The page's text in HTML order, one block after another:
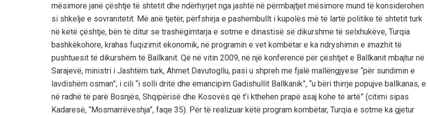
mësimore janë çështje të shtetit dhe ndërhyrjet nga jashtë në përmbajtjet mësimore mund të konsiderohen
si shkelje e sovranitetit. Më anë tjetër, përfshirja e pashembullt i kupolës më të lartë politike të shtetit turk
në këtë çështje, bën të ditur se trashëgimtarja e sotme e dinastisë së dikurshme të selxhukëve, Turqia
bashkëkohore, krahas fuqizimit ekonomik, në programin e vet kombëtar e ka ndryshimin e imazhit të
pushtuesit të dikurshëm të Ballkanit. Që në vitin 2009, në një konferencë për çështjet e Ballkanit mbajtur në
Sarajevë, ministri i Jashtëm turk, Ahmet Davutogllu, pasi u shpreh me fjalë mallëngjyese “për sundimin e
lavdishëm osman”, i cili “i solli dritë dhe emancipim Gadishullit Ballkanik”, “u bëri thirrje popujve ballkanas, e
në radhë të parë Bosnjës, Shqipërisë dhe Kosovës që t’i kthehen prapë asaj kohe të artë” (citimi sipas
Kadaresë, “Mosmarrëveshja”, faqe 35). Për të realizuar këtë program kombëtar, Turqia e sotme ka gjetur